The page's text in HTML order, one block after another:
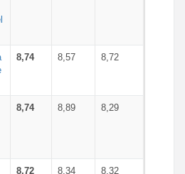
8,74 8,57 8,72
8,74 8,89 8,29
8,72 8,34 8,32